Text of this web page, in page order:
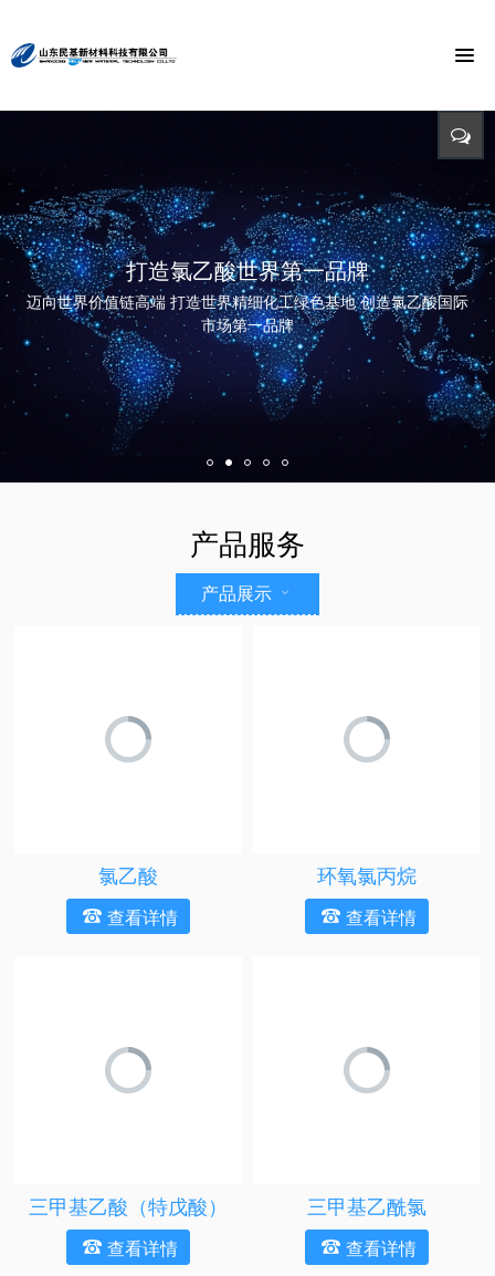
招标公告
招标详情及投标方式请点击查询（测试）
打造氯乙酸世界第一品牌
迈向世界价值链高端 打造世界精细化工绿色基地 创造氯乙酸国际
市场第一品牌
与时俱进 与市俱进 与世俱进
依靠科技创新 发展循环经济
精益求精 铸造品质
立足新起点 开创新局面
节能环保 捍卫能源
投入-产出-资源综合利用
产品服务
产品展示
氯乙酸
查看详情
环氧氯丙烷
查看详情
三甲基乙酸（特戊酸）
查看详情
三甲基乙酰氯
查看详情